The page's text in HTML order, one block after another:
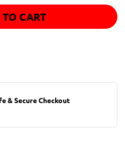
CART
& Secure Checkout